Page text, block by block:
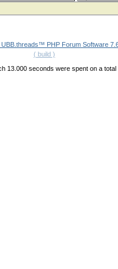
UBB.threads™ PHP Forum Software
( build )
13.000 seconds were spent on a